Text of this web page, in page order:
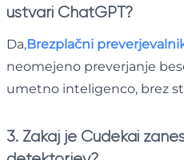
ustvari ChatGPT?
Da,Brezplačni
neomejeno preverjanje
umetno inteligenco, brez
3. Zakaj je Cudekai